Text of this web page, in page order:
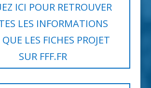
ICI POUR RETROUVER
LES INFORMATIONS
LES FICHES PROJET
SUR FFF.FR